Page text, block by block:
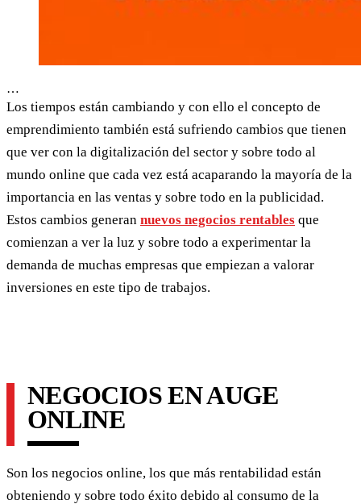
…
Los tiempos están cambiando y con ello el concepto de
emprendimiento también está sufriendo cambios que tienen
que ver con la digitalización del sector y sobre todo al
mundo online que cada vez está acaparando la mayoría de la
importancia en las ventas y sobre todo en la publicidad.
Estos cambios generan nuevos negocios rentables que
comienzan a ver la luz y sobre todo a experimentar la
demanda de muchas empresas que empiezan a valorar
inversiones en este tipo de trabajos.
NEGOCIOS EN AUGE
ONLINE
Son los negocios online, los que más rentabilidad están
obteniendo y sobre todo éxito debido al consumo de la